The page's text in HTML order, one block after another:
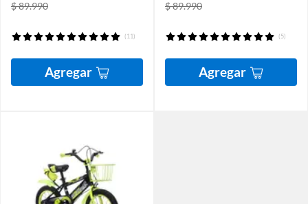
$ 89.990
(11)
Agregar
$ 89.990
(5)
Agregar